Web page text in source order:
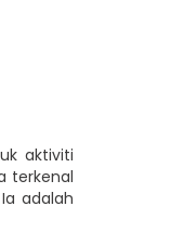
aktiviti
terkenal
adalah